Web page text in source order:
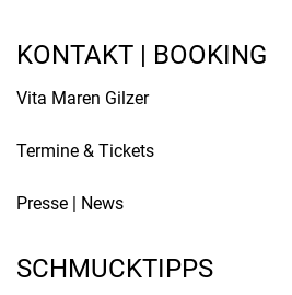
KONTAKT | BOOKING
Vita Maren Gilzer
Termine & Tickets
Presse | News
SCHMUCKTIPPS